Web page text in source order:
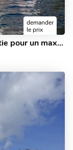
demander
le prix
Location de yacht privé à Šibenik, Croatie pour un maximum de 8 personnes.